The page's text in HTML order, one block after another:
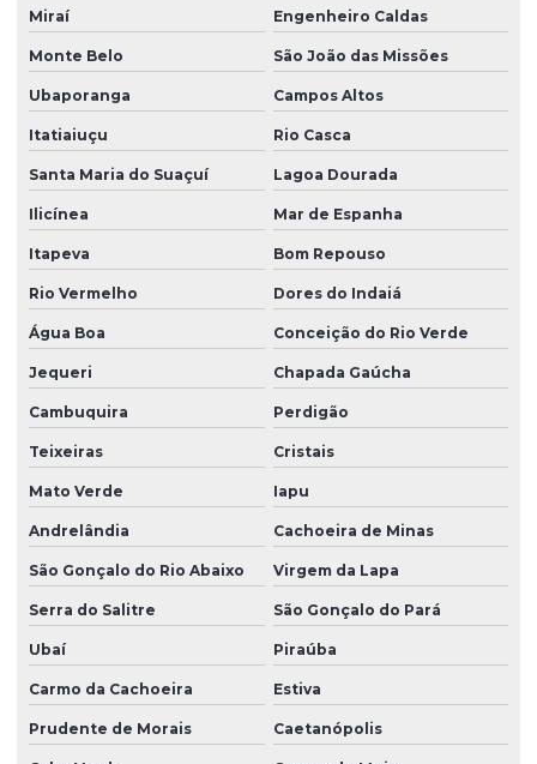
Miraí Engenheiro Caldas
Monte Belo São João das Missões
Ubaporanga Campos Altos
Itatiaiuçu Rio Casca
Santa Maria do Suaçuí Lagoa Dourada
Ilicínea Mar de Espanha
Itapeva Bom Repouso
Rio Vermelho Dores do Indaiá
Água Boa Conceição do Rio Verde
Jequeri Chapada Gaúcha
Cambuquira Perdigão
Teixeiras Cristais
Mato Verde Iapu
Andrelândia Cachoeira de Minas
São Gonçalo do Rio Abaixo Virgem da Lapa
Serra do Salitre São Gonçalo do Pará
Ubaí Piraúba
Carmo da Cachoeira Estiva
Prudente de Morais Caetanópolis